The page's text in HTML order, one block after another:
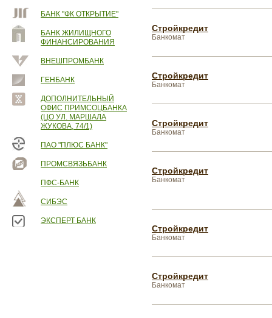
БАНК "ФК ОТКРЫТИЕ"
БАНК ЖИЛИЩНОГО
ФИНАНСИРОВАНИЯ
ВНЕШПРОМБАНК
ГЕНБАНК
ДОПОЛНИТЕЛЬНЫЙ
ОФИС ПРИМСОЦБАНКА
(ЦО УЛ. МАРШАЛА
ЖУКОВА, 74/1)
ПАО "ПЛЮС БАНК"
ПРОМСВЯЗЬБАНК
ПФС-БАНК
СИБЭС
ЭКСПЕРТ БАНК
Стройкредит
Банкомат
Стройкредит
Банкомат
Стройкредит
Банкомат
Стройкредит
Банкомат
Стройкредит
Банкомат
Стройкредит
Банкомат